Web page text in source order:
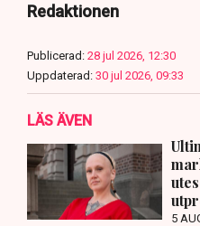
Redaktionen
Publicerad: 28 jul 2026, 12:30
Uppdaterad: 30 jul 2026, 09:33
LÄS ÄVEN
5